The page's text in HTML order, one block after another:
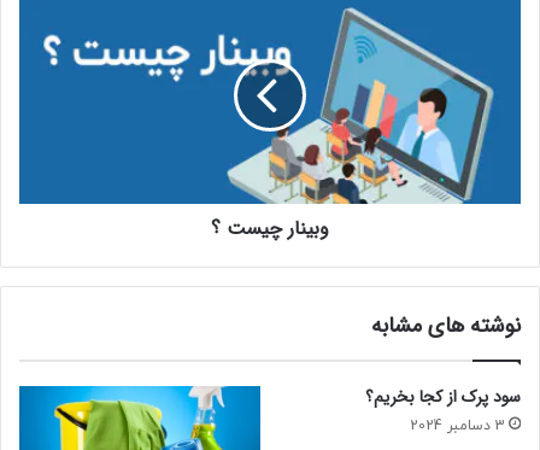
وبینار چیست ؟
نوشته های مشابه
سود پرک از کجا بخریم؟
3 دسامبر 2024